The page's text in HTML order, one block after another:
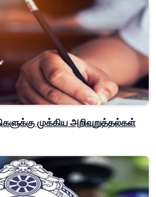
முக்கிய அறிவுறுத்தல்கள்